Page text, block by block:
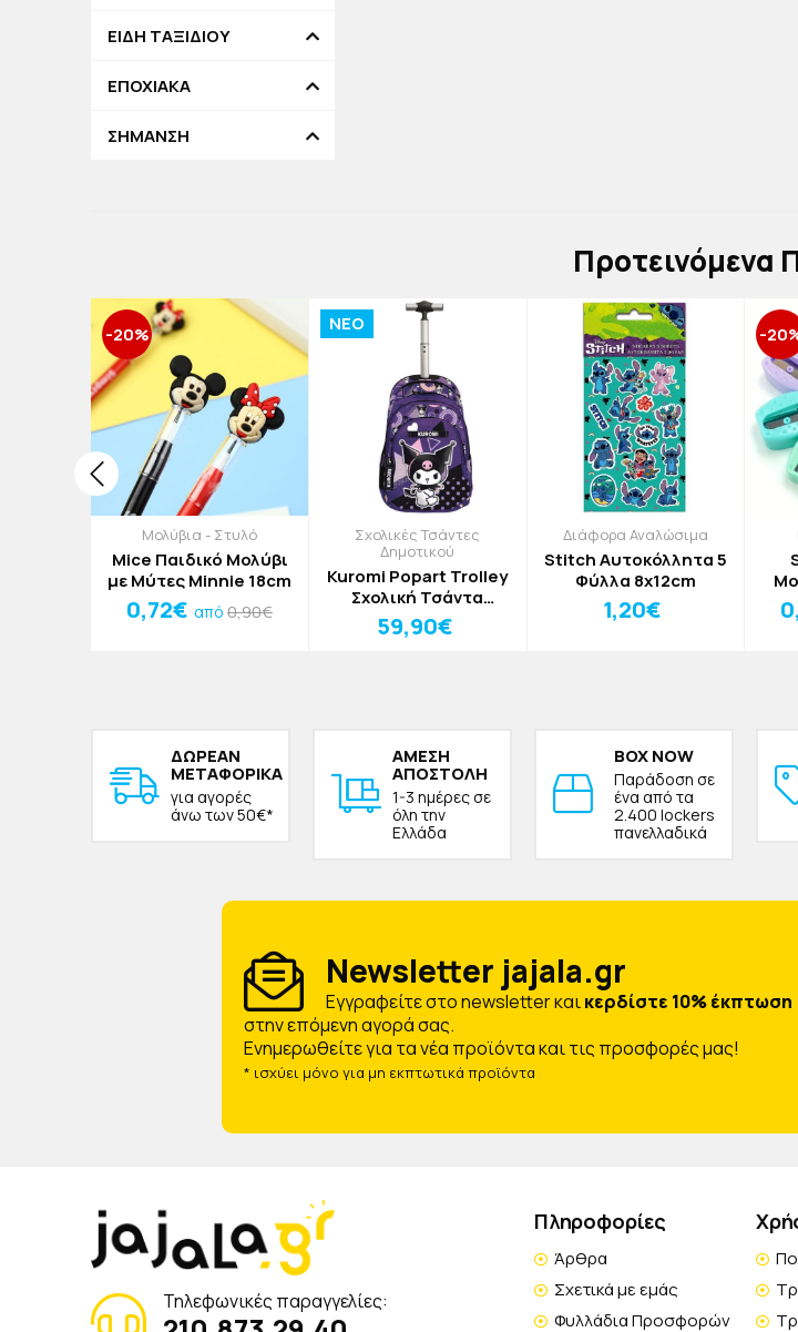
ΕΙΔΗ ΤΑΞΙΔΙΟΥ
ΕΠΟΧΙΑΚΑ
ΣΗΜΑΝΣΗ
Πρoτεινόμενα
-20%
Μολύβια - Στυλό
Mice Παιδικό Μολύβι
με Μύτες Minnie 18cm
0,72€ από0,90€
NEO
Σχολικές Τσάντες
Δημοτικού
Kuromi Popart Trolley
Σχολική Τσάντα
Δημοτικού
30x14x44cm
59,90€
Διάφορα Αναλώσιμα
Stitch Αυτοκόλλητα 5
Φύλλα 8x12cm
1,20€
-
ΔΩΡΕAΝ
ΜΕΤΑΦΟΡΙΚΑ
για αγορές
άνω των 50€*
ΑΜΕΣΗ
ΑΠΟΣΤΟΛΗ
1-3 ημέρες σε
όλη την
Ελλάδα
BOX NOW
Παράδοση σε
ένα από τα
2.400 lockers
πανελλαδικά
Newsletter jajala.gr
Eγγραφείτε στο newsletter καικερδίστε 10% έκπτωση
στην επόμενη αγορά σας.
Ενημερωθείτε για τα νέα προϊόντα και τις προσφορές μας!
* ισχύει μόνο για μη εκπτωτικά προϊόντα
Τηλεφωνικές παραγγελίες:
Πληροφορίες
Άρθρα
Σχετικά με εμάς
Φυλλάδια Προσφορών